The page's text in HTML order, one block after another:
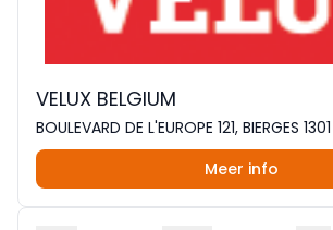
VELUX BELGIUM
BOULEVARD DE L'EUROPE 121, BIERGES 1301
Meer info